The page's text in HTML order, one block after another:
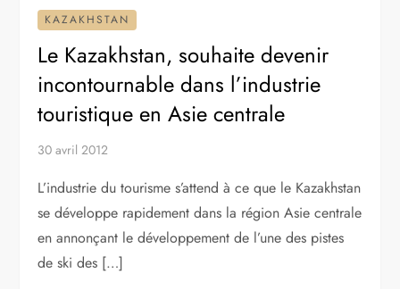
KAZAKHSTAN
Le Kazakhstan, souhaite devenir
incontournable dans l’industrie
touristique en Asie centrale
30 avril 2012
L’industrie du tourisme s’attend à ce que le Kazakhstan
se développe rapidement dans la région Asie centrale
en annonçant le développement de l’une des pistes
de ski des […]